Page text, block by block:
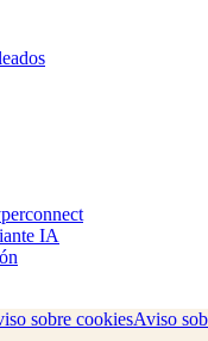
IA
sobre cookiesAviso